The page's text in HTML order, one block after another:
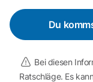
Du
Bei diesen
Ratschläge. Es